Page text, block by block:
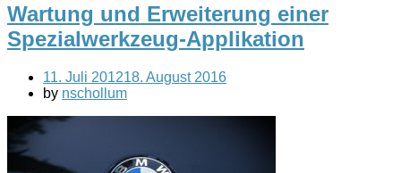
Wartung und Erweiterung einer
Spezialwerkzeug-Applikation
11. Juli 201218. August 2016
by nschollum